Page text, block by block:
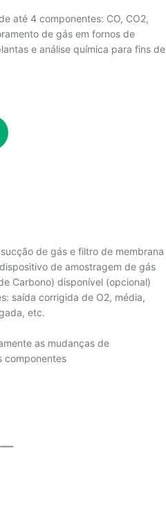
até 4 componentes: CO, CO2,
de gás em fornos de
e análise química para fins de
de gás e filtro de membrana
de amostragem de gás
Carbono) disponível (opcional)
saída corrigida de O2, média,
etc.
as mudanças de
componentes